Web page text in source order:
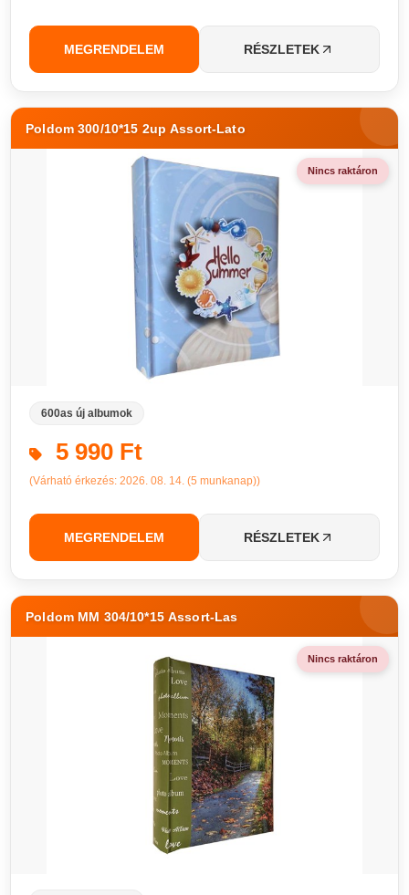
MEGRENDELEM RÉSZLETEK
Poldom 300/10*15 2up Assort-Lato
Nincs raktáron
600as új albumok
5 990 Ft
(Várható érkezés: 2026. 08. 14. (5 munkanap))
MEGRENDELEM RÉSZLETEK
Poldom MM 304/10*15 Assort-Las
Nincs raktáron